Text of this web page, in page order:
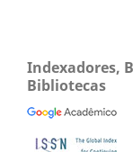
Indexadores,
Bibliotecas